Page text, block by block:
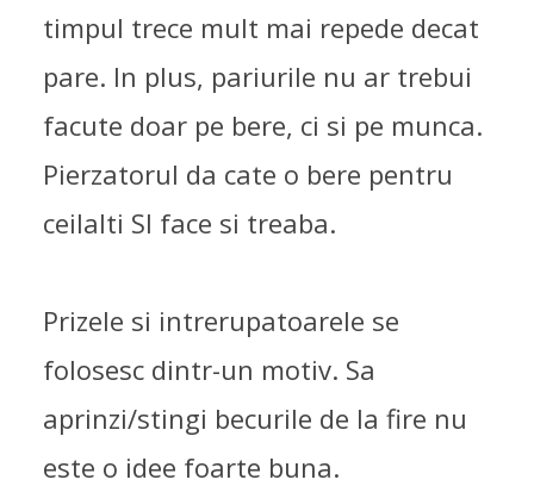
timpul trece mult mai repede decat
pare. In plus, pariurile nu ar trebui
facute doar pe bere, ci si pe munca.
Pierzatorul da cate o bere pentru
ceilalti SI face si treaba.
Prizele si intrerupatoarele se
folosesc dintr-un motiv. Sa
aprinzi/stingi becurile de la fire nu
este o idee foarte buna.